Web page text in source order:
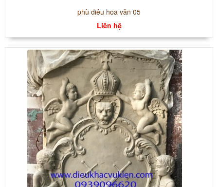
phù điêu hoa văn 05
Liên hệ